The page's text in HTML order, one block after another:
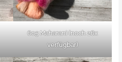
605 Maharani (noch 26x
verfügbar)